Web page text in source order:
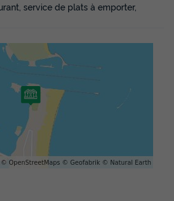
- Mobil-home | Premium | 3 Ch. |
| 1 SDB | Clim.
148 €
les disponibilités
service de plats à emporter,